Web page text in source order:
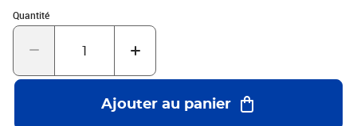
Quantité
Quantité : 1
Ajouter au panier